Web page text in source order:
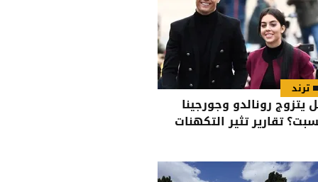
ترند
يتزوج رونالدو وجورجينا
تقارير تثير التكهنات